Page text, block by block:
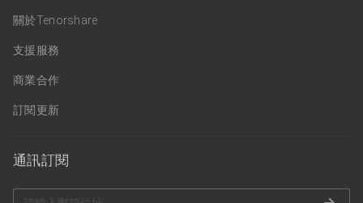
關於Tenorshare
支援服務
商業合作
訂閱更新
通訊訂閱